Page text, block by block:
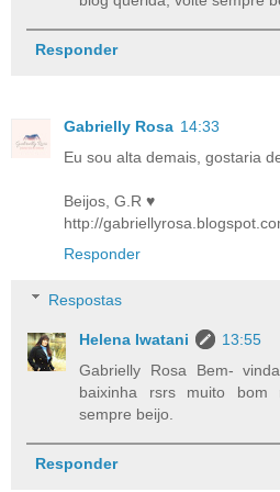
Responder
Gabrielly Rosa 14:33
Eu sou alta demais, gostaria
Beijos, G.R ♥
http://
Responder
Respostas
Helena Iwatani
13:55
Gabrielly Rosa Bem-
baixinha rsrs muito bom
sempre beijo.
Responder